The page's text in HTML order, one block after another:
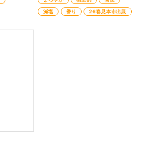
減塩
香り 26春見本市出展